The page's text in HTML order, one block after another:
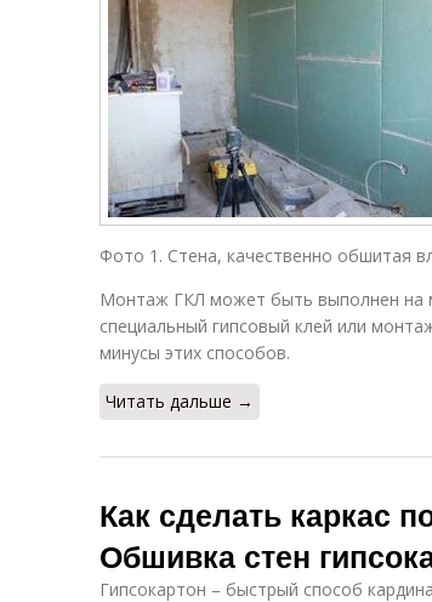
Фото 1. Стена, качественно обшитая
Монтаж ГКЛ может быть выполнен на
специальный гипсовый клей или
минусы этих способов.
Читать дальше →
Как сделать каркас
Обшивка стен
Гипсокартон – быстрый способ